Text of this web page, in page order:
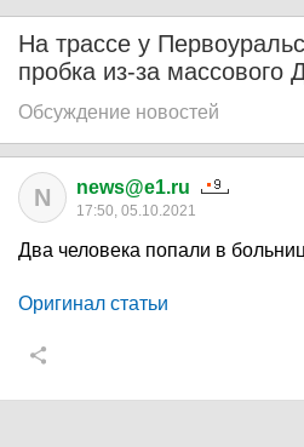
На трассе у
пробка из-за массового
Обсуждение новостей
N news@e1.ru
17:50, 05.10.2021
Два человека попали в
Оригинал статьи